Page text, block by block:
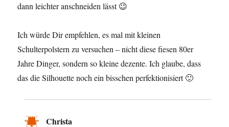
dann leichter anschneiden lässt 😉
Ich würde Dir empfehlen, es mal mit kleinen
Schulterpolstern zu versuchen – nicht diese fiesen 80er
Jahre Dinger, sondern so kleine dezente. Ich glaube, dass
das die Silhouette noch ein bisschen perfektionisiert 🙂
Christa